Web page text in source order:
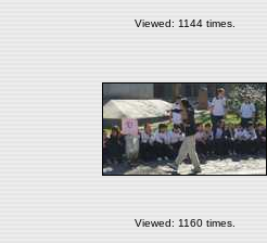
Viewed: 1144 times.
Viewed: 1160 times.